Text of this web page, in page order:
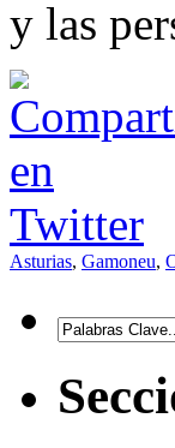
y las
Asturias, Gamoneu,